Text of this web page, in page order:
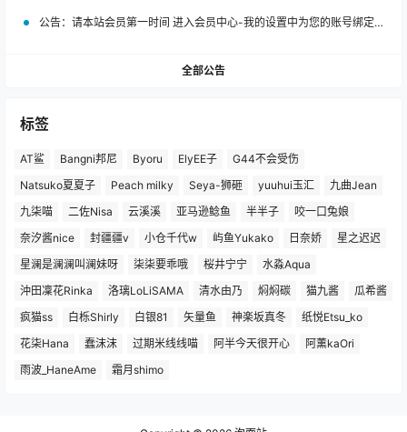
公告： 请本站会员第一时间 进入会员中心-我的设置中为您的账号绑定邮箱!
全部公告
标签
AT鲨 Bangni邦尼 Byoru ElyEE子
G44不会受伤
Natsuko夏夏子
Peach milky Seya-狮砸 yuuhui玉汇
九曲Jean
九柒喵
二佐Nisa 云溪溪 亚马逊鲶鱼 半半子
咬一口兔娘
奈汐酱nice
封疆疆v 小仓千代w 屿鱼Yukako 日奈娇
星之迟迟
星澜是澜澜叫澜妹呀
柒柒要乖哦 桜井宁宁
水淼Aqua
沖田凜花Rinka
洛璃LoLiSAMA 清水由乃 焖焖碳 猫九酱
瓜希酱
疯猫ss
白栎Shirly 白银81 矢量鱼 神楽坂真冬
纸悦Etsu_ko
花柒Hana
蠢沫沫 过期米线线喵 阿半今天很开心
阿薰kaOri
雨波_HaneAme
霜月shimo